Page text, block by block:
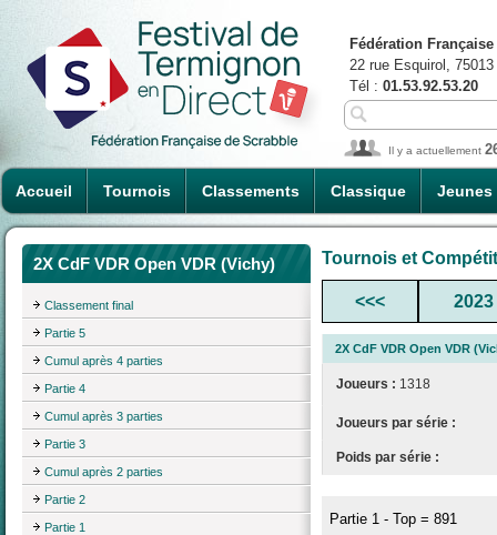
Accueil Tournois Classements Classique Jeunes
Fédération
22 rue Esquirol,
Tél : 01.53.92.53.20
Il y a actuellement
2X CdF VDR Open VDR (Vichy)
Classement final
Partie 5
Cumul après 4 parties
Partie 4
Cumul après 3 parties
Partie 3
Cumul après 2 parties
Partie 2
Partie 1
Tournois et
<<< 2023
2X CdF VDR Open VDR
Joueurs : 1318
Joueurs par série :
Poids par série :
Partie 1 - Top = 891